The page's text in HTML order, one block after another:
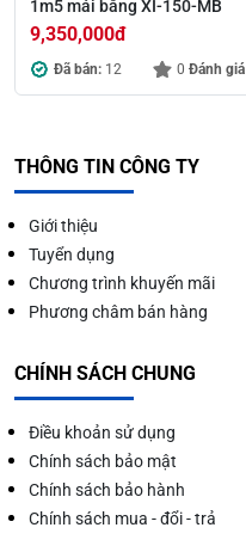
1m5 mái bằng XI-150-MB
9,350,000đ
Đã bán: 12 0 Đánh giá
THÔNG TIN CÔNG TY
Giới thiệu
Tuyển dụng
Chương trình khuyến mãi
Phương châm bán hàng
CHÍNH SÁCH CHUNG
Điều khoản sử dụng
Chính sách bảo mật
Chính sách bảo hành
Chính sách mua - đổi - trả